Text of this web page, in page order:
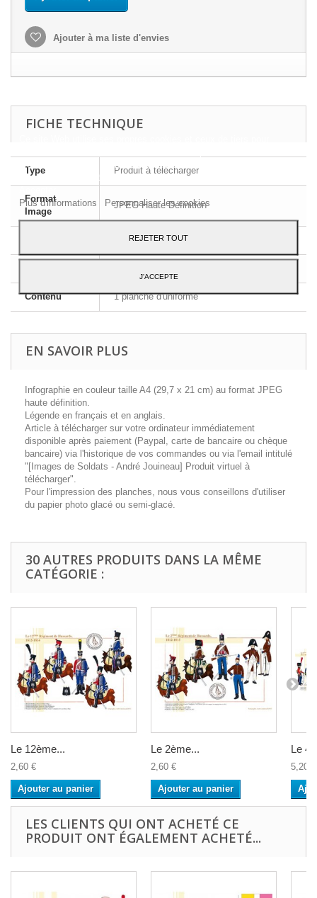
Ajouter à ma liste d'envies
FICHE TECHNIQUE
Type Produit à télécharger
Format
Image
JPEG Haute Définition
A4 - 29,7 x 21 cm
Contenu 1 planche d'uniforme
EN SAVOIR PLUS
Infographie en couleur taille A4 (29,7 x 21 cm) au format JPEG
haute définition.
Légende en français et en anglais.
Article à télécharger sur votre ordinateur immédiatement
disponible après paiement (Paypal, carte de bancaire ou chèque
bancaire) via l'historique de vos commandes ou via l'email intitulé
"[Images de Soldats - André Jouineau] Produit virtuel à
télécharger".
Pour l'impression des planches, nous vous conseillons d'utiliser
du papier photo glacé ou semi-glacé.
30 AUTRES PRODUITS DANS LA MÊME
CATÉGORIE :
Le 12ème...
2,60 €
Ajouter au panier
Le 2ème...
2,60 €
Ajouter au panier
Le
5,20 €
LES CLIENTS QUI ONT ACHETÉ CE
PRODUIT ONT ÉGALEMENT ACHETÉ...
préférences en analysant vos habitudes de navigation. Pour donner
votre consentement à son utilisation, appuyez sur le bouton
Plus d'informations
Personnaliser les cookies
REJETER TOUT
J'ACCEPTE